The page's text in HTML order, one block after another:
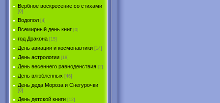
Вербное воскресение со стихами
[0]
Водопол [4]
Всемирный день книг [0]
год Дракона [15]
День авиации и космонавтики [14]
День астрологии [18]
День весеннего равноденствия [2]
День влюблённых [46]
День деда Мороза и Снегурочки
[0]
День детской книги [12]